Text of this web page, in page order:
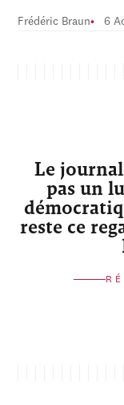
Frédéric Braun 6
Le
pas un
reste ce